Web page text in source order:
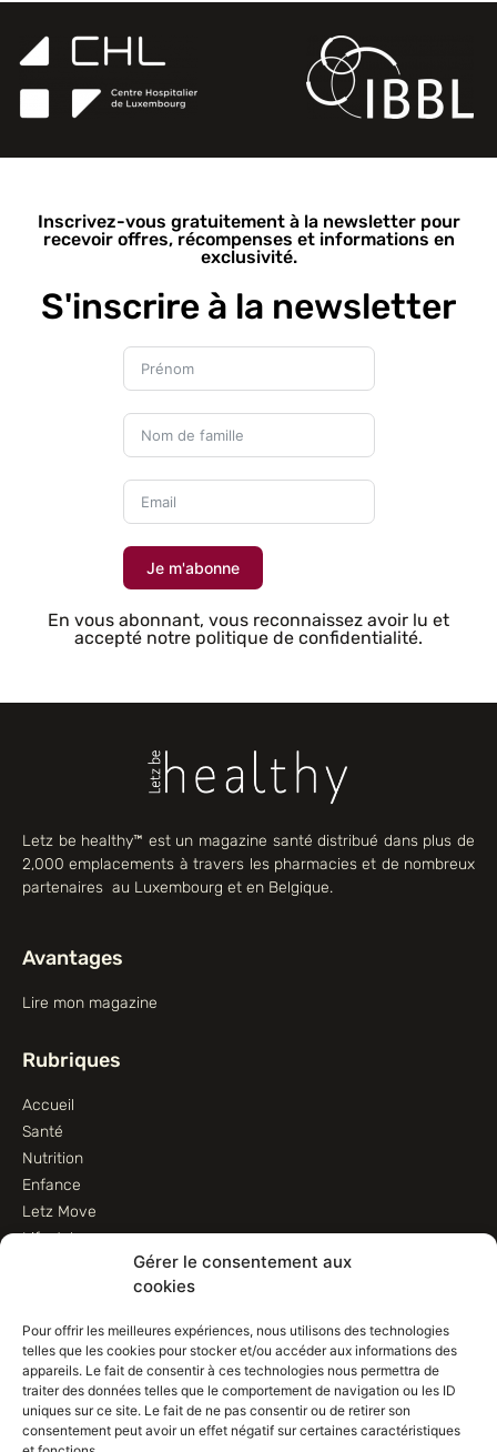
Gérer le consentement aux
cookies
Pour offrir les meilleures expériences, nous utilisons des technologies
telles que les cookies pour stocker et/ou accéder aux informations des
appareils. Le fait de consentir à ces technologies nous permettra de
traiter des données telles que le comportement de navigation ou les ID
uniques sur ce site. Le fait de ne pas consentir ou de retirer son
consentement peut avoir un effet négatif sur certaines caractéristiques
Inscrivez-vous gratuitement à la newsletter pour
recevoir offres, récompenses et informations en
exclusivité.
S'inscrire à la newsletter
Je m'abonne
En vous abonnant, vous reconnaissez avoir lu et
accepté notre politique de confidentialité.
Letz be healthy™ est un magazine santé distribué dans plus de
2,000 emplacements à travers les pharmacies et de nombreux
partenaires au Luxembourg et en Belgique.
Avantages
Lire mon magazine
Rubriques
Accueil
Santé
Nutrition
Enfance
Letz Move
Lifestyle
Informations
Contactez-nous
Conditions d’utilisation
Conditions de vente
Déclaration de confidentialité (UE)